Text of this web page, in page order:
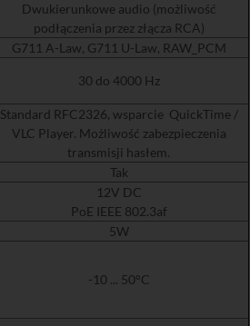
Dwukierunkowe audio (możliwość
podłączenia przez złącza RCA)
G711 A-Law, G711 U-Law, RAW_PCM
30 do 4000 Hz
Standard RFC2326, wsparcie QuickTime /
VLC Player. Możliwość zabezpieczenia
transmisji hasłem.
Tak
12V DC
PoE IEEE 802.3af
5W
-10 ... 50°C